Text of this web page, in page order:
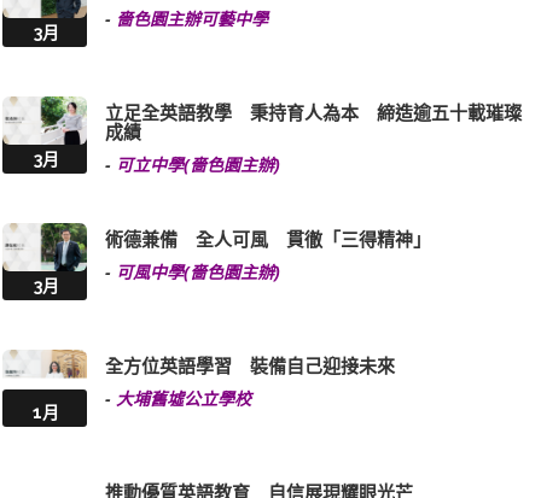
3月
- 嗇色園主辦可藝中學
3月
立足全英語教學 秉持育人為本 締造逾五十載璀璨
成績
- 可立中學(嗇色園主辦)
3月
術德兼備 全人可風 貫徹「三得精神」
- 可風中學(嗇色園主辦)
1月
全方位英語學習 裝備自己迎接未來
- 大埔舊墟公立學校
推動優質英語教育 自信展現耀眼光芒